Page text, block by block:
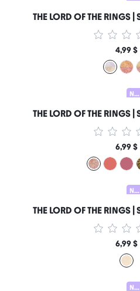
4,99 $
Neu
6,99 $
Neu
6,99 $
Neu